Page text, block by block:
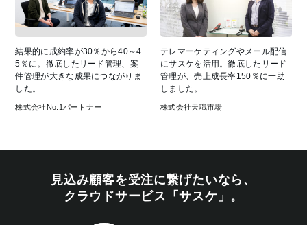
結果的に成約率が30％から40～4
5％に。徹底したリード管理、案
件管理が大きな成果につながりま
した。
株式会社No.1パートナー
テレマーケティングやメール配信
にサスケを活用。徹底したリード
管理が、売上成長率150％に一助
しました。
株式会社天職市場
見込み顧客を受注に繋げたいなら、
クラウドサービス「サスケ」。